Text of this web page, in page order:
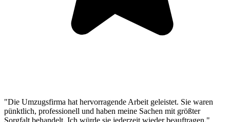
"Die Umzugsfirma hat hervorragende Arbeit geleistet. Sie waren
pünktlich, professionell und haben meine Sachen mit größter
Sorgfalt behandelt. Ich würde sie jederzeit wieder beauftragen."